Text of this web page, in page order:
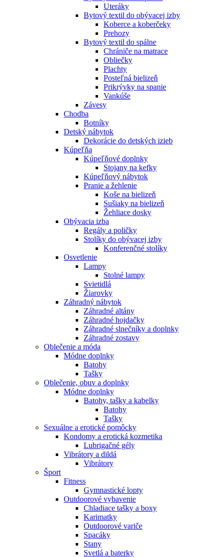
Uteráky
Bytový textil do obývacej izby
Koberce a koberčeky
Prehozy
Bytový textil do spálne
Chrániče na matrace
Obliečky
Plachty
Posteľná bielizeň
Prikrývky na spanie
Vankúše
Závesy
Chodba
Botníky
Detský nábytok
Dekorácie do detských izieb
Kúpeľňa
Kúpeľňové doplnky
Stojany na kefky
Kúpeľňový nábytok
Pranie a žehlenie
Koše na bielizeň
Sušiaky na bielizeň
Žehliace dosky
Obývacia izba
Regály a poličky
Stolíky do obývacej izby
Konferenčné stolíky
Osvetlenie
Lampy
Stolné lampy
Svietidlá
Žiarovky
Záhradný nábytok
Záhradné altány
Záhradné hojdačky
Záhradné slnečníky a doplnky
Záhradné zostavy
Oblečenie a móda
Módne doplnky
Batohy
Tašky
Oblečenie, obuv a doplnky
Módne doplnky
Batohy, tašky a kabelky
Batohy
Tašky
Sexuálne a erotické pomôcky
Kondomy a erotická kozmetika
Lubrigačné gély
Vibrátory a dildá
Vibrátory
Šport
Fitness
Gymnastické lopty
Outdoorové vybavenie
Chladiace tašky a boxy
Karimatky
Outdoorové variče
Spacáky
Stany
Svetlá a baterky